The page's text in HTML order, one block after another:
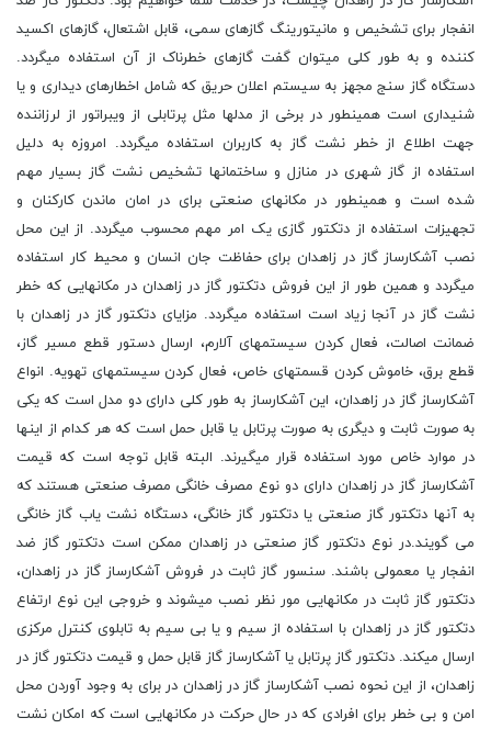
انفجار برای تشخیص و مانیتورینگ گازهای سمی، قابل اشتعال، گازهای اکسید
کننده و به طور کلی میتوان گفت گازهای خطرناک از آن استفاده میگردد.
دستگاه گاز سنج مجهز به سیستم اعلان حریق که شامل اخطارهای دیداری و یا
شنیداری است همینطور در برخی از مدلها مثل پرتابلی از ویبراتور از لرزاننده
جهت اطلاع از خطر نشت گاز به کاربران استفاده میگردد. امروزه به دلیل
استفاده از گاز شهری در منازل و ساختمانها تشخیص نشت گاز بسیار مهم
شده است و همینطور در مکانهای صنعتی برای در امان ماندن کارکنان و
تجهیزات استفاده از دتکتور گازی یک امر مهم محسوب میگردد. از این محل
نصب آشکارساز گاز در زاهدان برای حفاظت جان انسان و محیط کار استفاده
میگردد و همین طور از این فروش دتکتور گاز در زاهدان در مکانهایی که خطر
نشت گاز در آنجا زیاد است استفاده میگردد. مزایای دتکتور گاز در زاهدان با
ضمانت اصالت، فعال کردن سیستمهای آلارم، ارسال دستور قطع مسیر گاز،
قطع برق، خاموش کردن قسمتهای خاص، فعال کردن سیستمهای تهویه. انواع
آشکارساز گاز در زاهدان، این آشکارساز به طور کلی دارای دو مدل است که یکی
به صورت ثابت و دیگری به صورت پرتابل یا قابل حمل است که هر کدام از اینها
در موارد خاص مورد استفاده قرار میگیرند. البته قابل توجه است که قیمت
آشکارساز گاز در زاهدان دارای دو نوع مصرف خانگی مصرف صنعتی هستند که
به آنها دتکتور گاز صنعتی یا دتکتور گاز خانگی، دستگاه نشت یاب گاز خانگی
می گویند.در نوع دتکتور گاز صنعتی در زاهدان ممکن است دتکتور گاز ضد
انفجار یا معمولی باشند. سنسور گاز ثابت در فروش آشکارساز گاز در زاهدان،
دتکتور گاز ثابت در مکانهایی مور نظر نصب میشوند و خروجی این نوع ارتفاع
دتکتور گاز در زاهدان با استفاده از سیم و یا بی سیم به تابلوی کنترل مرکزی
ارسال میکند. دتکتور گاز پرتابل یا آشکارساز گاز قابل حمل و قیمت دتکتور گاز در
زاهدان، از این نحوه نصب آشکارساز گاز در زاهدان در برای به وجود آوردن محل
امن و بی خطر برای افرادی که در حال حرکت در مکانهایی است که امکان نشت